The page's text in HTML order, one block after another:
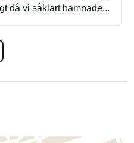
då vi såklart hamnade...